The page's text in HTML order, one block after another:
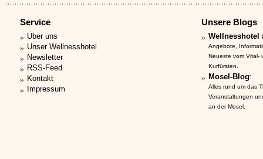
Service
Über uns
Unser Wellnesshotel
Newsletter
RSS-Feed
Kontakt
Impressum
Unsere Blogs
Wellnesshotel
Angebote,
Neueste vom Vital-
Kurfürsten.
Mosel-Blog:
Alles rund um das
Veranstaltungen
an der Mosel.